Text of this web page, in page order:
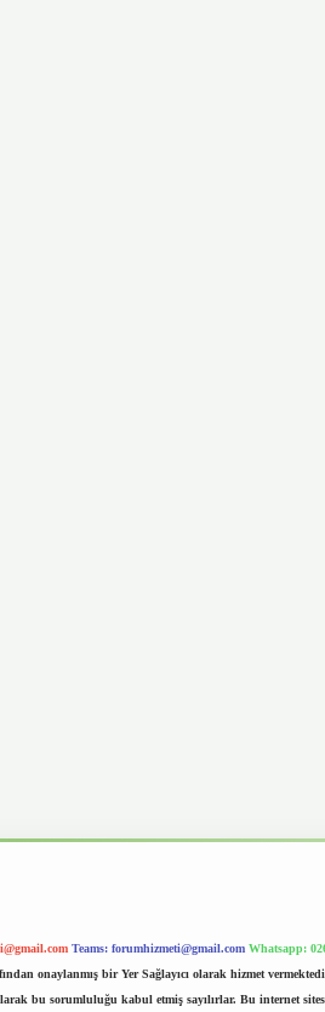
Teams: forumhizmeti@gmail.com Whatsapp:
onaylanmış bir Yer Sağlayıcı olarak hizmet
bu sorumluluğu kabul etmiş sayılırlar. Bu internet